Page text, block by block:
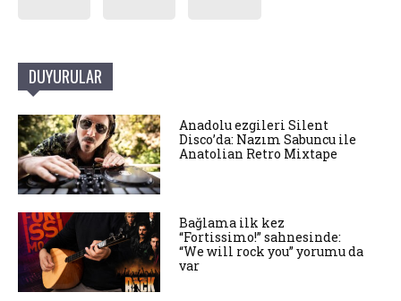
DUYURULAR
Anadolu ezgileri Silent
Disco’da: Nazım Sabuncu ile
Anatolian Retro Mixtape
Bağlama ilk kez
“Fortissimo!” sahnesinde:
“We will rock you” yorumu da
var